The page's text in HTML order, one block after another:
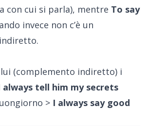
con cui si parla), mentre To say
invece non c’è un
(complemento indiretto) i
always tell him my secrets
> I always say good